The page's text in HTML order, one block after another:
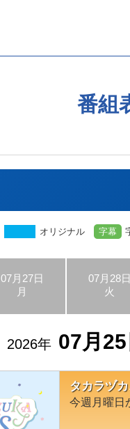
番組
オリジナル 字幕
07月27日
月
07月28日
火
2026年 07月25
タカラヅ
今週月曜日